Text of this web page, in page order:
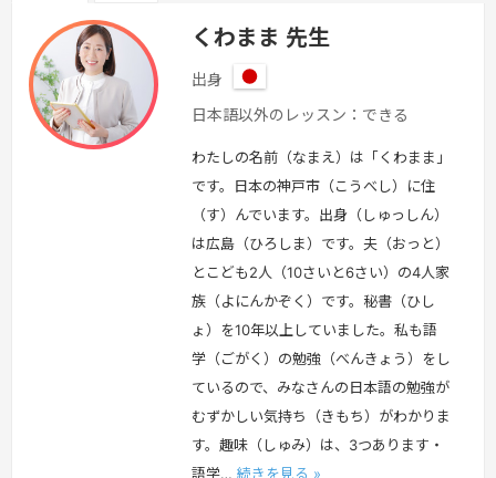
くわまま 先生
出身
日
本
日本語以外のレッスン：できる
わたしの名前（なまえ）は「くわまま」
です。日本の神戸市（こうべし）に住
（す）んでいます。出身（しゅっしん）
は広島（ひろしま）です。夫（おっと）
とこども2人（10さいと6さい）の4人家
族（よにんかぞく）です。秘書（ひし
ょ）を10年以上していました。私も語
学（ごがく）の勉強（べんきょう）をし
ているので、みなさんの日本語の勉強が
むずかしい気持ち（きもち）がわかりま
す。趣味（しゅみ）は、3つあります・
語学… 続きを見る »